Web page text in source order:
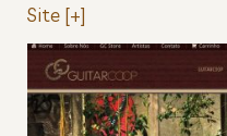
Site [+]